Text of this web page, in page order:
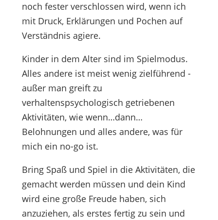
noch fester verschlossen wird, wenn ich
mit Druck, Erklärungen und Pochen auf
Verständnis agiere.
Kinder in dem Alter sind im Spielmodus.
Alles andere ist meist wenig zielführend -
außer man greift zu
verhaltenspsychologisch getriebenen
Aktivitäten, wie wenn…dann…
Belohnungen und alles andere, was für
mich ein no-go ist.
Bring Spaß und Spiel in die Aktivitäten, die
gemacht werden müssen und dein Kind
wird eine große Freude haben, sich
anzuziehen, als erstes fertig zu sein und